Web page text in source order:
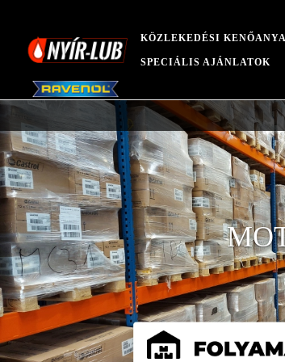
KÖZLEKEDÉSI
SPECIÁLIS AJÁNLATOK